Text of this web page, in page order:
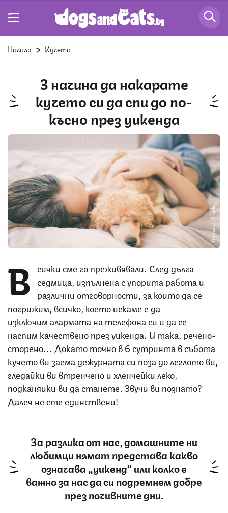
Начало Кучета
3 начина да накарате
кучето си да спи до по-
късно през уикенда
Снимка: iStock
В сички сме го преживявали. След дълга
седмица, изпълнена с упорита работа и
различни отговорности, за които да се
погрижим, всичко, което искаме е да
изключим алармата на телефона си и да се
наспим качествено през уикенда. И така, речено-
сторено... Докато точно в 6 сутринта в събота
кучето ви заема дежурната си поза до леглото ви,
гледайки ви втренчено и хленчейки леко,
подканяйки ви да станете. Звучи ви познато?
Далеч не сте единствени!
За разлика от нас, домашните ни
любимци нямат представа какво
означава „уикенд“ или колко е
важно за нас да си подремнем добре
през почивните дни.